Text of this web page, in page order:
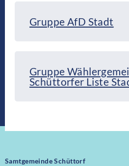
Gruppe AfD Stadt
Gruppe
Schüttorfer Liste
Samtgemeinde Schüttorf